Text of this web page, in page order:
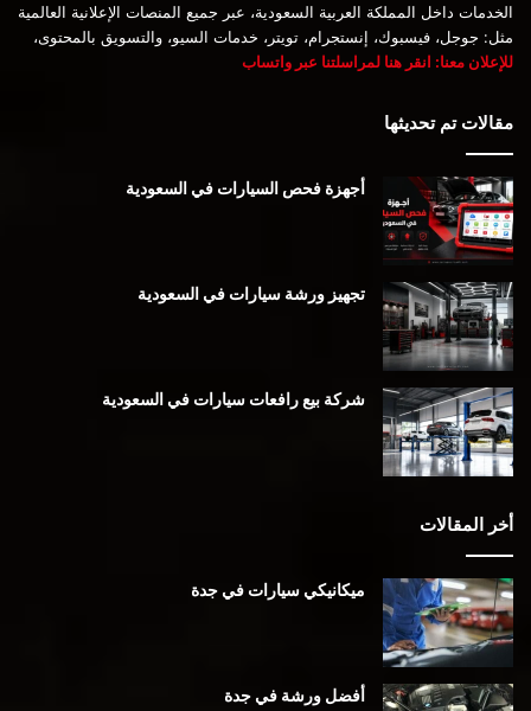
الخدمات داخل المملكة العربية السعودية، عبر جميع المنصات الإعلانية العالمية
مثل: جوجل، فيسبوك، إنستجرام، تويتر، خدمات السيو، والتسويق بالمحتوى،
للإعلان معنا: انقر هنا لمراسلتنا عبر واتساب
مقالات تم تحديثها
أجهزة فحص السيارات في السعودية
تجهيز ورشة سيارات في السعودية
شركة بيع رافعات سيارات في السعودية
أخر المقالات
ميكانيكي سيارات في جدة
أفضل ورشة في جدة